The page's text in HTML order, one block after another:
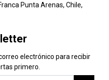
Punta Arenas, Chile,
electrónico para recibir
primero.